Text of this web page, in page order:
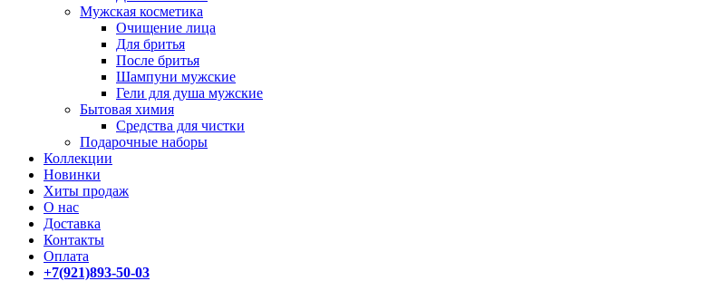
Мужская косметика
Очищение лица
Для бритья
После бритья
Шампуни мужские
Гели для душа мужские
Бытовая химия
Средства для чистки
Подарочные наборы
Коллекции
Новинки
Хиты продаж
О нас
Доставка
Контакты
Оплата
+7(921)893-50-03